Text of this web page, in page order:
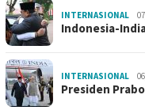
INTERNASIONAL
Indonesia-
INTERNASIONAL
Presiden